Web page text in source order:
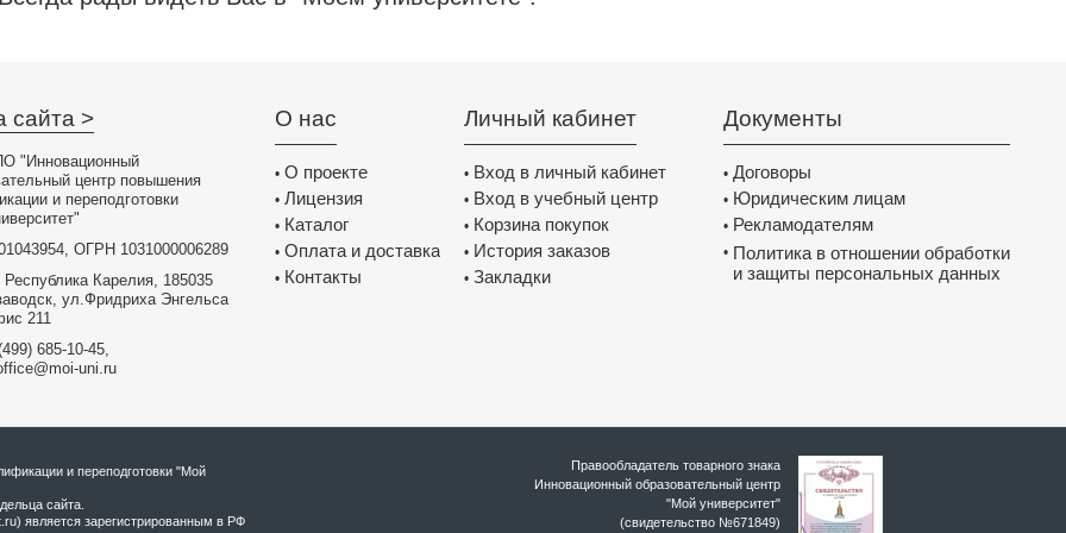
ИМК
образования
п.Тарасовский
" который
на ФГОС ДО
путь
и дальнейших
по
"Загадка"
пространства и
Первым
стала
сайта >
"Инновационный
центр повышения
и переподготовки
ОГРН 1031000006289
Республика Карелия, 185035
ул.Фридриха Энгельса
211
685-10-45,
uni.ru
О нас
• О проекте
• Лицензия
• Каталог
• Оплата и доставка
• Контакты
Личный кабинет
• Вход в личный кабинет
• Вход в учебный центр
• Корзина покупок
• История заказов
• Закладки
Документы
• Договоры
• Юридическим лицам
• Рекламодателям
• Политика в отношении обработки
и защиты персональных данных
и переподготовки "Мой
сайта.
является зарегистрированным в РФ
Правообладатель товарного знака
Инновационный образовательный цeнтр
"Мой университет"
(свидетельство №671849)